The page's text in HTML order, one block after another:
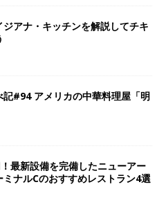
アナ・キッチンを解説してチキ
記#94 アメリカの中華料理屋「明
最新設備を完備したニューアー
ミナルCのおすすめレストラン4選